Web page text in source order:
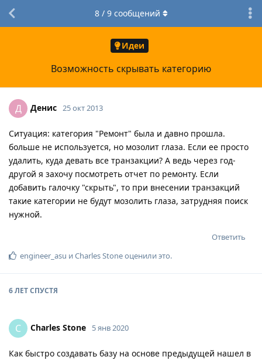
Идеи
Возможность скрывать категорию
8/ 9сообщений
Д Денис 25 окт 2013
Ситуация: категория "Ремонт" была и давно прошла.
больше не используется, но мозолит глаза. Если ее просто
удалить, куда девать все транзакции? А ведь через год-
другой я захочу посмотреть отчет по ремонту. Если
добавить галочку "скрыть", то при внесении транзакций
такие категории не будут мозолить глаза, затрудняя поиск
нужной.
Ответить
engineer_asu иCharles Stoneоценили это.
6 ЛЕТСПУСТЯ
C Charles Stone 5 янв 2020
Как быстро создавать базу на основе предыдущей нашел в